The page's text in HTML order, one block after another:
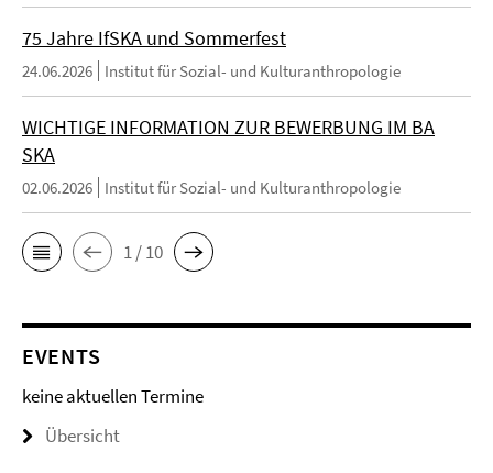
75 Jahre IfSKA und Sommerfest
24.06.2026 Institut für Sozial- und Kulturanthropologie
WICHTIGE INFORMATION ZUR BEWERBUNG IM BA
SKA
02.06.2026 Institut für Sozial- und Kulturanthropologie
1 / 10
EVENTS
keine aktuellen Termine
Übersicht